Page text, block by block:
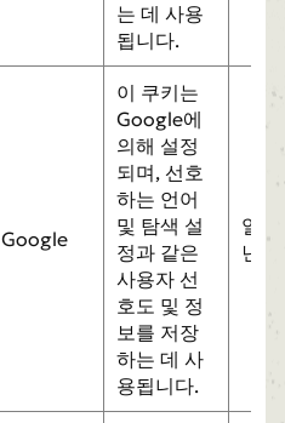
는 데 사용
됩니다.
Google
이 쿠키는
Google에
의해 설정
되며, 선호
하는 언어
및 탐색 설
정과 같은
사용자 선
호도 및 정
보를 저장
하는 데 사
용됩니다.
일
년